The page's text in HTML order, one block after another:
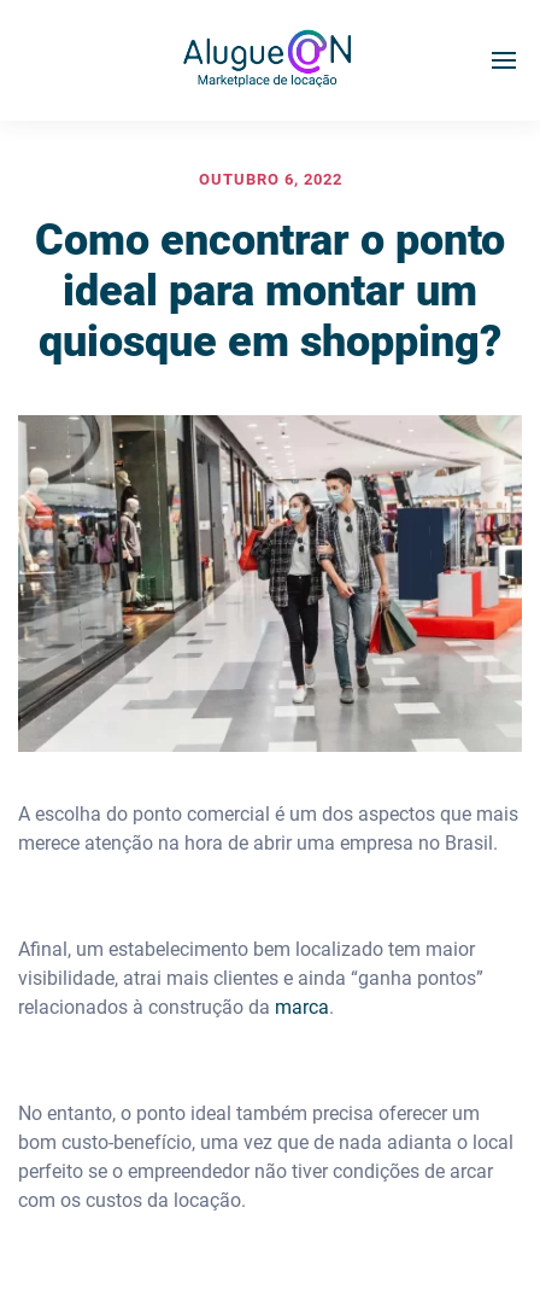
OUTUBRO 6, 2022
Como encontrar o ponto
ideal para montar um
quiosque em shopping?
A escolha do ponto comercial é um dos aspectos que mais
merece atenção na hora de abrir uma empresa no Brasil.
Afinal, um estabelecimento bem localizado tem maior
visibilidade, atrai mais clientes e ainda “ganha pontos”
relacionados à construção da marca.
No entanto, o ponto ideal também precisa oferecer um
bom custo-benefício, uma vez que de nada adianta o local
perfeito se o empreendedor não tiver condições de arcar
com os custos da locação.